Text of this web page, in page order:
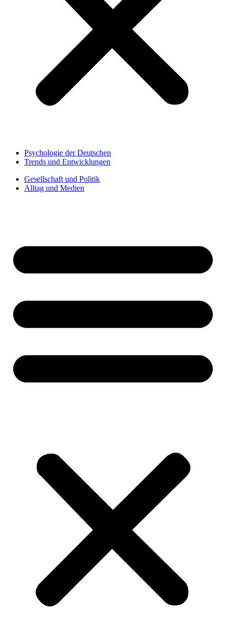
Psychologie der Deutschen
Trends und Entwicklungen
Gesellschaft und Politik
Alltag und Medien